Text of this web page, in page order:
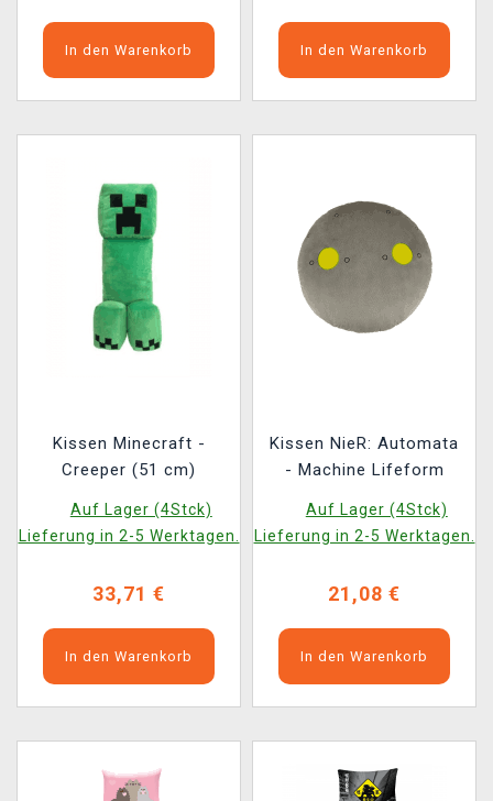
In den Warenkorb In den Warenkorb
Kissen Minecraft -
Creeper (51 cm)
Auf Lager (4Stck)
Lieferung in 2-5 Werktagen.
33,71 €
In den Warenkorb
Kissen NieR: Automata
- Machine Lifeform
Auf Lager (4Stck)
Lieferung in 2-5 Werktagen.
21,08 €
In den Warenkorb